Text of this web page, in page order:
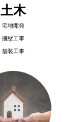
土木
宅地開発
擁壁工事
舗装工事